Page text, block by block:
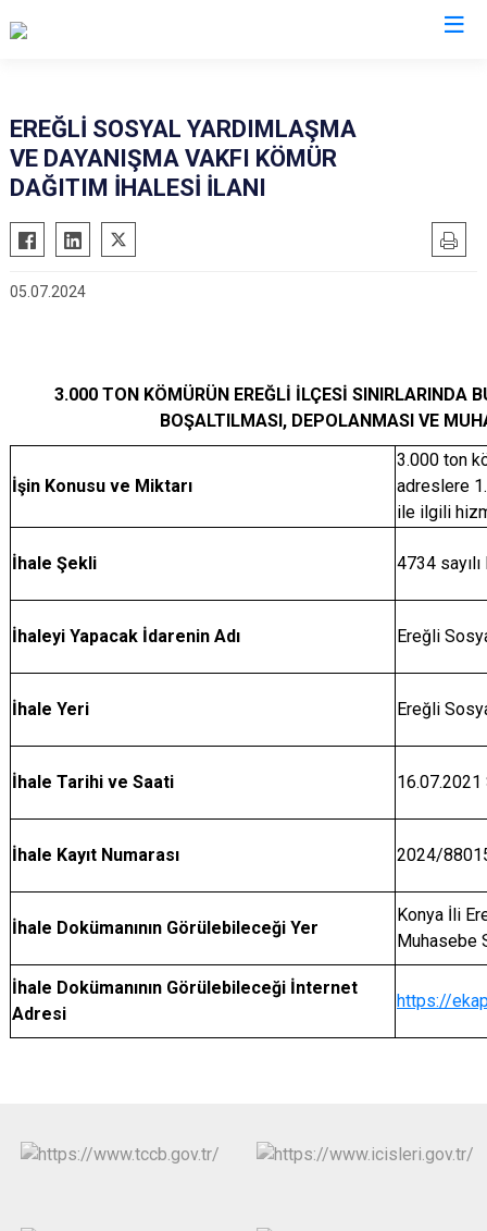
Ahırlı
Akşehir
Cihanbeyli
Çumra
Derbent
Doğanhisar
Ilgın
Kadınhanı
Karapınar
Kulu
Yalıhüyük
Yunak
EREĞLİ SOSYAL YARDIMLAŞMA
VE DAYANIŞMA VAKFI KÖMÜR
DAĞITIM İHALESİ İLANI
05.07.2024
3.000 TON KÖMÜRÜN EREĞLİ İLÇESİ SINIRLARINDA
BOŞALTILMASI, DEPOLANMASI VE
İşin Konusu ve Miktarı
3.000 ton
adreslere
ile ilgili
İhale Şekli 4734
İhaleyi Yapacak İdarenin Adı Ereğli
İhale Yeri Ereğli
İhale Tarihi ve Saati 16.07.2021
İhale Kayıt Numarası 2024/
İhale Dokümanının Görülebileceği Yer
Konya İli
Muhasebe
İhale Dokümanının Görülebileceği İnternet
Adresi
https://